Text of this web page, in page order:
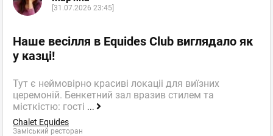
[31.07.2026 23:45]
Наше весілля в Equides Club виглядало як
у казці!
Тут є неймовірно красиві локаціі для виїзних
церемоній. Бенкетний зал вразив стилем та
місткістю: гості ...
Chalet Equides
Заміський ресторан